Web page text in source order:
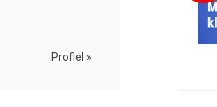
Profiel »